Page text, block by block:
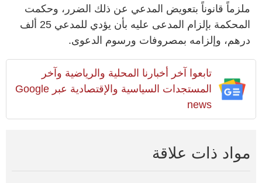
ملزماً قانوناً بتعويض المدعي عن ذلك الضرر، وحكمت
المحكمة بإلزام المدعى عليه بأن يؤدي للمدعي 25 ألف
درهم، وإلزامه بمصروفات ورسوم الدعوى.
تابعوا آخر أخبارنا المحلية والرياضية وآخر
المستجدات السياسية والإقتصادية عبر Google
news
مواد ذات علاقة